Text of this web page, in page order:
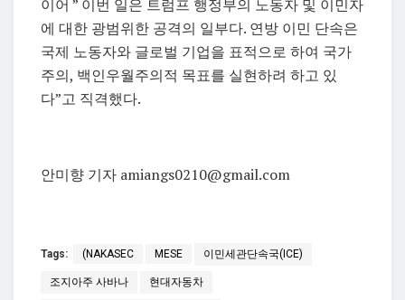
이어 ” 이번 일은 트럼프 행정부의 노동자 및 이민자
에 대한 광범위한 공격의 일부다. 연방 이민 단속은
국제 노동자와 글로벌 기업을 표적으로 하여 국가
주의, 백인우월주의적 목표를 실현하려 하고 있
다”고 직격했다.
안미향 기자 amiangs0210@gmail.com
Tags: (NAKASEC MESE 이민세관단속국(ICE)
조지아주 사바나 현대자동차